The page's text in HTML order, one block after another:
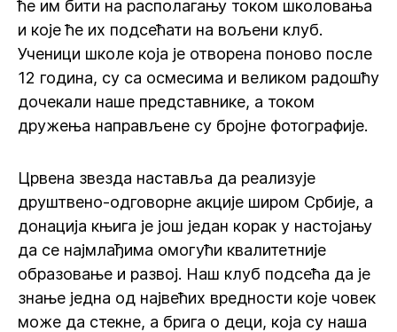
ће им бити на располагању током школовања
и које ће их подсећати на вољени клуб.
Ученици школе која је отворена поново после
12 година, су са осмесима и великом радошћу
дочекали наше представнике, а током
дружења направљене су бројне фотографије.
Црвена звезда наставља да реализује
друштвено-одговорне акције широм Србије, а
донација књига је још један корак у настојању
да се најмлађима омогући квалитетније
образовање и развој. Наш клуб подсећа да је
знање једна од највећих вредности које човек
може да стекне, а брига о деци, која су наша